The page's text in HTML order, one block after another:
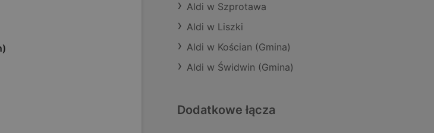
Aldi w Szprotawa
Aldi w Liszki
Aldi w Kościan (Gmina)
Aldi w Świdwin (Gmina)
Dodatkowe łącza